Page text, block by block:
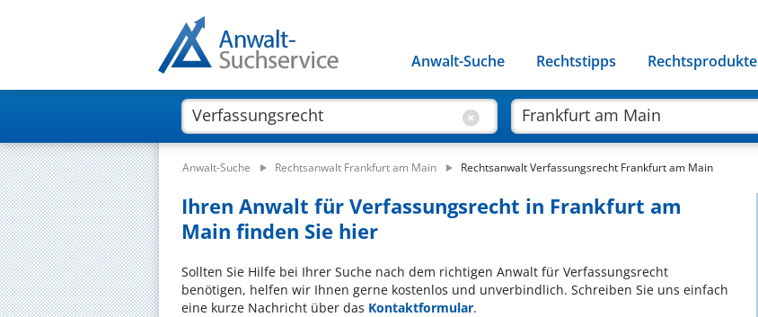
Anwalt-Suche Rechtstipps Rechtsprodukte
Anwalt-Suche Rechtsanwalt Frankfurt am Main Rechtsanwalt Verfassungsrecht Frankfurt am Main
Ihren Anwalt für Verfassungsrecht in Frankfurt am
Main finden Sie hier
Sollten Sie Hilfe bei Ihrer Suche nach dem richtigen Anwalt für Verfassungsrecht
benötigen, helfen wir Ihnen gerne kostenlos und unverbindlich. Schreiben Sie uns einfach
eine kurze Nachricht über das Kontaktformular.